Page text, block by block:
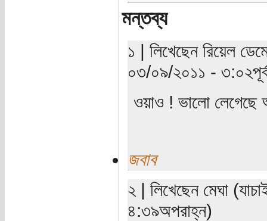
মন্তব্য
১ | লিখেছেন রিয়েল
০৩/০৯/২০১১ -
ওয়াও ! ভালো
জবাব
২ | লিখেছেন মেঘা
৪:৩৯অপরাহ্ন)